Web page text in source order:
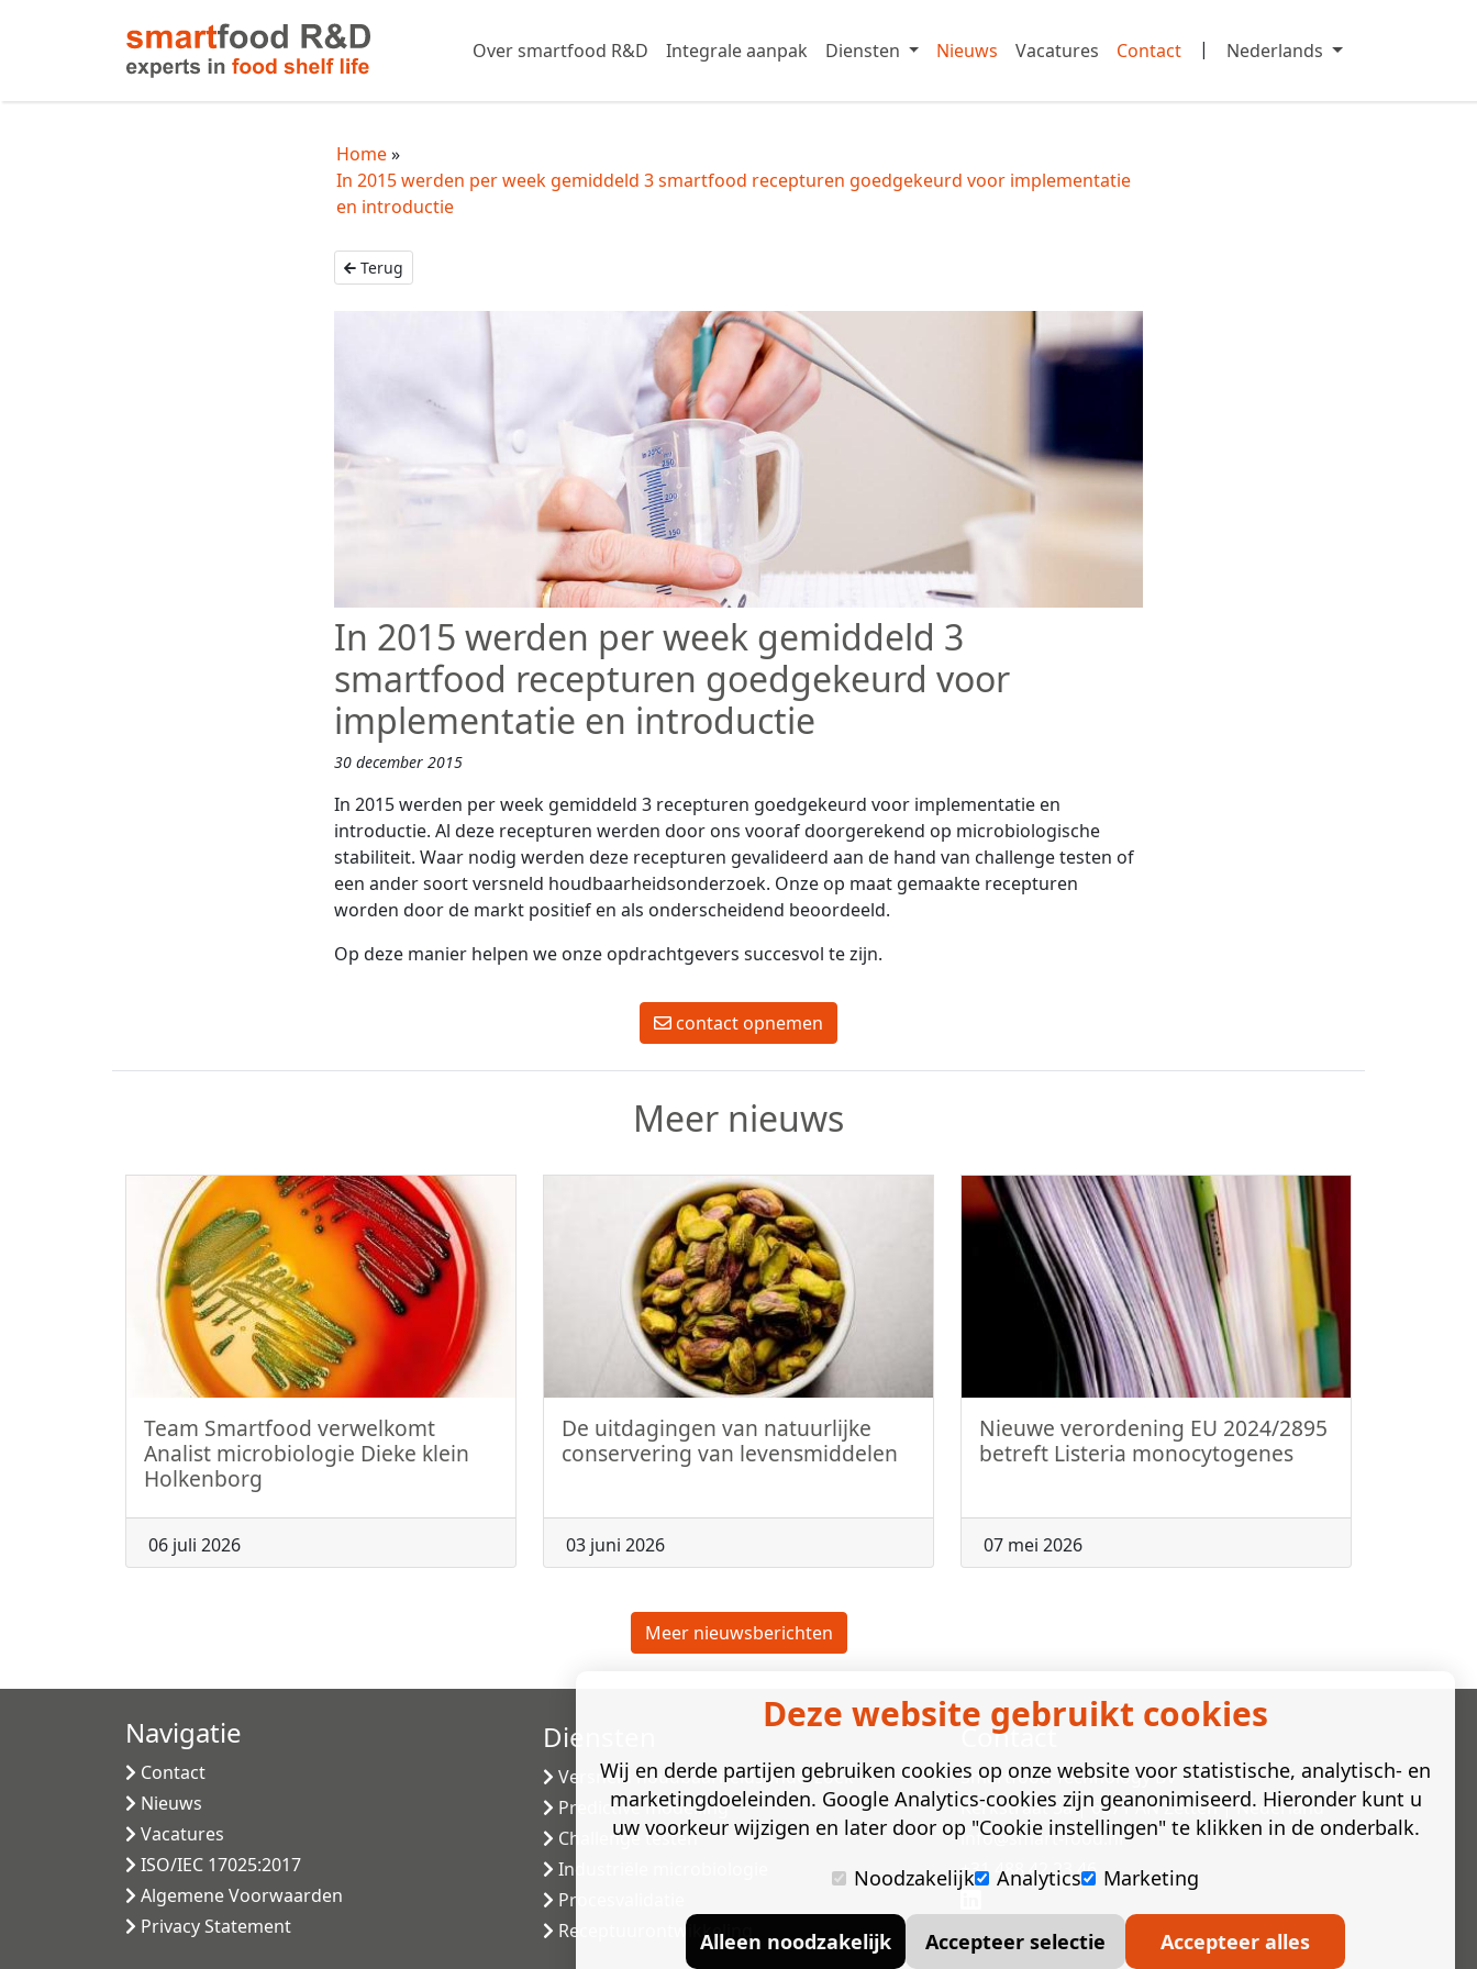
Over smartfood R&D Integrale aanpak Diensten Nieuws Vacatures Contact | Nederlands
Home
In 2015 werden per week gemiddeld 3 smartfood recepturen goedgekeurd voor implementatie
en introductie
Terug
In 2015 werden per week gemiddeld 3
smartfood recepturen goedgekeurd voor
implementatie en introductie
30 december 2015
In 2015 werden per week gemiddeld 3 recepturen goedgekeurd voor implementatie en
introductie. Al deze recepturen werden door ons vooraf doorgerekend op microbiologische
stabiliteit. Waar nodig werden deze recepturen gevalideerd aan de hand van challenge testen of
een ander soort versneld houdbaarheidsonderzoek. Onze op maat gemaakte recepturen
worden door de markt positief en als onderscheidend beoordeeld.
Op deze manier helpen we onze opdrachtgevers succesvol te zijn.
contact opnemen
Meer nieuws
Team Smartfood verwelkomt
Analist microbiologie Dieke klein
Holkenborg
06 juli 2026
De uitdagingen van natuurlijke
conservering van levensmiddelen
03 juni 2026
Nieuwe verordening EU 2024/2895
betreft Listeria monocytogenes
07 mei 2026
Meer nieuwsberichten
Navigatie
Contact
Nieuws
Vacatures
ISO/IEC 17025:2017
Algemene Voorwaarden
Privacy Statement
Diensten
Versneld houdbaarheidsonderzoek
Predictive modelling
Challenge testen
Industriële microbiologie
Procesvalidatie
Receptuurontwikkeling
Contact
Smartfood Technology BV
Kerkstraat 3a | 6671 AN Zetten | Nederland
info@smart-food.nl
+31 488 42 23 46
Deze website gebruikt cookies
Wij en derde partijen gebruiken cookies op onze website voor statistische, analytisch- en
marketingdoeleinden. Google Analytics-cookies zijn geanonimiseerd. Hieronder kunt u
uw voorkeur wijzigen en later door op "Cookie instellingen" te klikken in de onderbalk.
Noodzakelijk
Analytics Marketing
Alleen noodzakelijk Accepteer selectie Accepteer alles